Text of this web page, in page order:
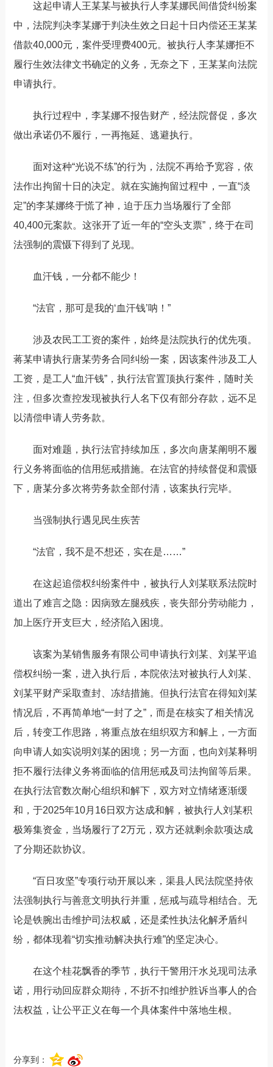
这起申请人王某某与被执行人李某娜民间借贷纠纷案
中，法院判决李某娜于判决生效之日起十日内偿还王某某
借款40,000元，案件受理费400元。被执行人李某娜拒不
履行生效法律文书确定的义务，无奈之下，王某某向法院
申请执行。
执行过程中，李某娜不报告财产，经法院督促，多次
做出承诺仍不履行，一再拖延、逃避执行。
面对这种“光说不练”的行为，法院不再给予宽容，依
法作出拘留十日的决定。就在实施拘留过程中，一直“淡
定”的李某娜终于慌了神，迫于压力当场履行了全部
40,400元案款。这张开了近一年的“空头支票”，终于在司
法强制的震慑下得到了兑现。
血汗钱，一分都不能少！
“法官，那可是我的‘血汗钱’呐！ ”
涉及农民工工资的案件，始终是法院执行的优先项。
蒋某申请执行唐某劳务合同纠纷一案，因该案件涉及工人
工资，是工人 “血汗钱”，执行法官置顶执行案件，随时关
注，但多次查控发现被执行人名下仅有部分存款，远不足
以清偿申请人劳务款。
面对难题，执行法官持续加压，多次向唐某阐明不履
行义务将面临的信用惩戒措施。在法官的持续督促和震慑
下，唐某分多次将劳务款全部付清，该案执行完毕。
当强制执行遇见民生疾苦
“法官，我不是不想还，实在是……”
在这起追偿权纠纷案件中，被执行人刘某联系法院时
道出了难言之隐：因病致左腿残疾，丧失部分劳动能力，
加上医疗开支巨大，经济陷入困境。
该案为某销售服务有限公司申请执行刘某、刘某平追
偿权纠纷一案 ，进入执行后，本院依法对被执行人刘某、
刘某平财产采取查封、冻结措施。但执行法官在得知刘某
情况后，不再简单地“一封了之”，而是在核实了相关情况
后，转变工作思路，将重点放在组织双方和解上，一方面
向申请人 如实说明刘某的困境；另一方面，也向刘某释明
拒不履行法律义务将面临的信用惩戒及司法拘留等后果。
在执行法官数次耐心组织和解下，双方对立情绪逐渐缓
和，于2025年10月 16日双方达成和解，被执行人刘某积
极筹集资金，当场履行了2万元，双方还就剩余款项达成
了分期还款协议。
“百日攻坚”专项行动开展以来， 渠县人民法院坚持依
法强制执行与善意文明执行并重，惩戒与疏导相结合。 无
论是铁腕出击维护司法权威，还是柔性执法化解矛盾纠
纷， 都体现着“切实推动解决执行难”的坚定决心。
在这个桂花飘香的季节，执行干警用汗水兑现司法承
诺，用行动回应群众期待， 不折不扣维护胜诉当事人的合
法权益 ，让公平正义在每一个具体案件中落地生根。
分享到：